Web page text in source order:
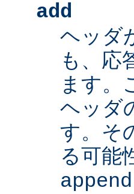
add
ヘッダ
も、応
ます。
ヘッダ
す。そ
る可能
append